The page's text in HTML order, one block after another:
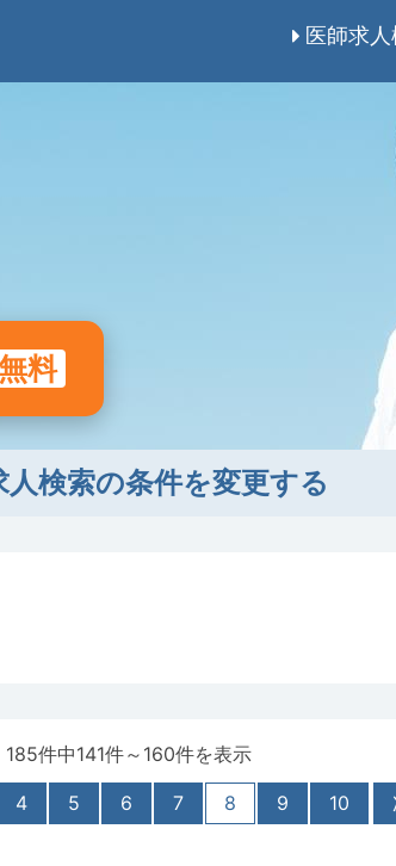
医師求
料
人検索の条件を変更する
185件中141件～160件を表示
4 5 6 7 8 9 10